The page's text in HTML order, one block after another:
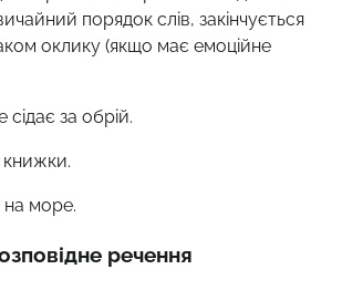
порядок слів, закінчується
оклику (якщо має емоційне
за обрій.
на море.
речення